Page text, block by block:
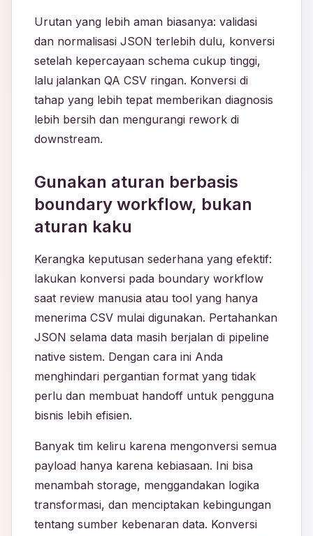
Urutan yang lebih aman biasanya: validasi
dan normalisasi JSON terlebih dulu, konversi
setelah kepercayaan schema cukup tinggi,
lalu jalankan QA CSV ringan. Konversi di
tahap yang lebih tepat memberikan diagnosis
lebih bersih dan mengurangi rework di
downstream.
Gunakan aturan berbasis
boundary workflow, bukan
aturan kaku
Kerangka keputusan sederhana yang efektif:
lakukan konversi pada boundary workflow
saat review manusia atau tool yang hanya
menerima CSV mulai digunakan. Pertahankan
JSON selama data masih berjalan di pipeline
native sistem. Dengan cara ini Anda
menghindari pergantian format yang tidak
perlu dan membuat handoff untuk pengguna
bisnis lebih efisien.
Banyak tim keliru karena mengonversi semua
payload hanya karena kebiasaan. Ini bisa
menambah storage, menggandakan logika
transformasi, dan menciptakan kebingungan
tentang sumber kebenaran data. Konversi